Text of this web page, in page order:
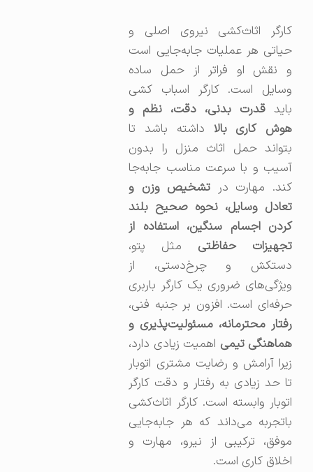
کارگر اثاث‌کشی نیروی اصلی و
حیاتی هر عملیات جابه‌جایی است
و نقش او فراتر از حمل ساده
وسایل است. کارگر اسباب کشی
بایدقدرت بدنی، دقت، نظم و
هوش کاری بالا داشته باشد تا
بتواند حمل اثاث منزل را بدون
آسیب و با سرعت مناسب جابه‌جا
کند. مهارت در تشخیص وزن و
تعادل وسایل، نحوه صحیح بلند
کردن اجسام سنگین، استفاده از
تجهیزات حفاظتیمثل پتو،
دستکش و چرخ‌دستی، از
ویژگی‌های ضروری یک کارگر باربری
حرفه‌ای است. افزون بر جنبه فنی،
رفتار محترمانه، مسئولیت‌پذیری و
هماهنگی تیمیاهمیت زیادی دارد،
زیرا آرامش و رضایت مشتری اتوبار
تا حد زیادی به رفتار و دقت کارگر
اتوبار وابسته است. کارگر اثاث‌کشی
باتجربه می‌داند که هر جابه‌جایی
موفق، ترکیبی از نیرو، مهارت و
اخلاق کاری است.